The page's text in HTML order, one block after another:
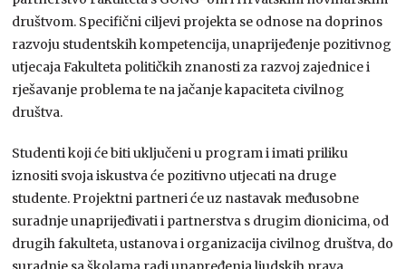
društvom. Specifični ciljevi projekta se odnose na doprinos
razvoju studentskih kompetencija, unaprijeđenje pozitivnog
utjecaja Fakulteta političkih znanosti za razvoj zajednice i
rješavanje problema te na jačanje kapaciteta civilnog
društva.
Studenti koji će biti uključeni u program i imati priliku
iznositi svoja iskustva će pozitivno utjecati na druge
studente. Projektni partneri će uz nastavak međusobne
suradnje unaprijeđivati i partnerstva s drugim dionicima, od
drugih fakulteta, ustanova i organizacija civilnog društva, do